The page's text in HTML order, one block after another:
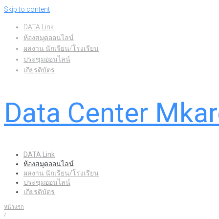
Skip to content
DATA Link
ห้องสมุดออนไลน์
ผลงาน นักเรียน/โรงเรียน
ประชุมออนไลน์
เกียรติบัตร
Data Center
DATA Link
ห้องสมุดออนไลน์
ผลงาน นักเรียน/โรงเรียน
ประชุมออนไลน์
เกียรติบัตร
หน้าแรก
/